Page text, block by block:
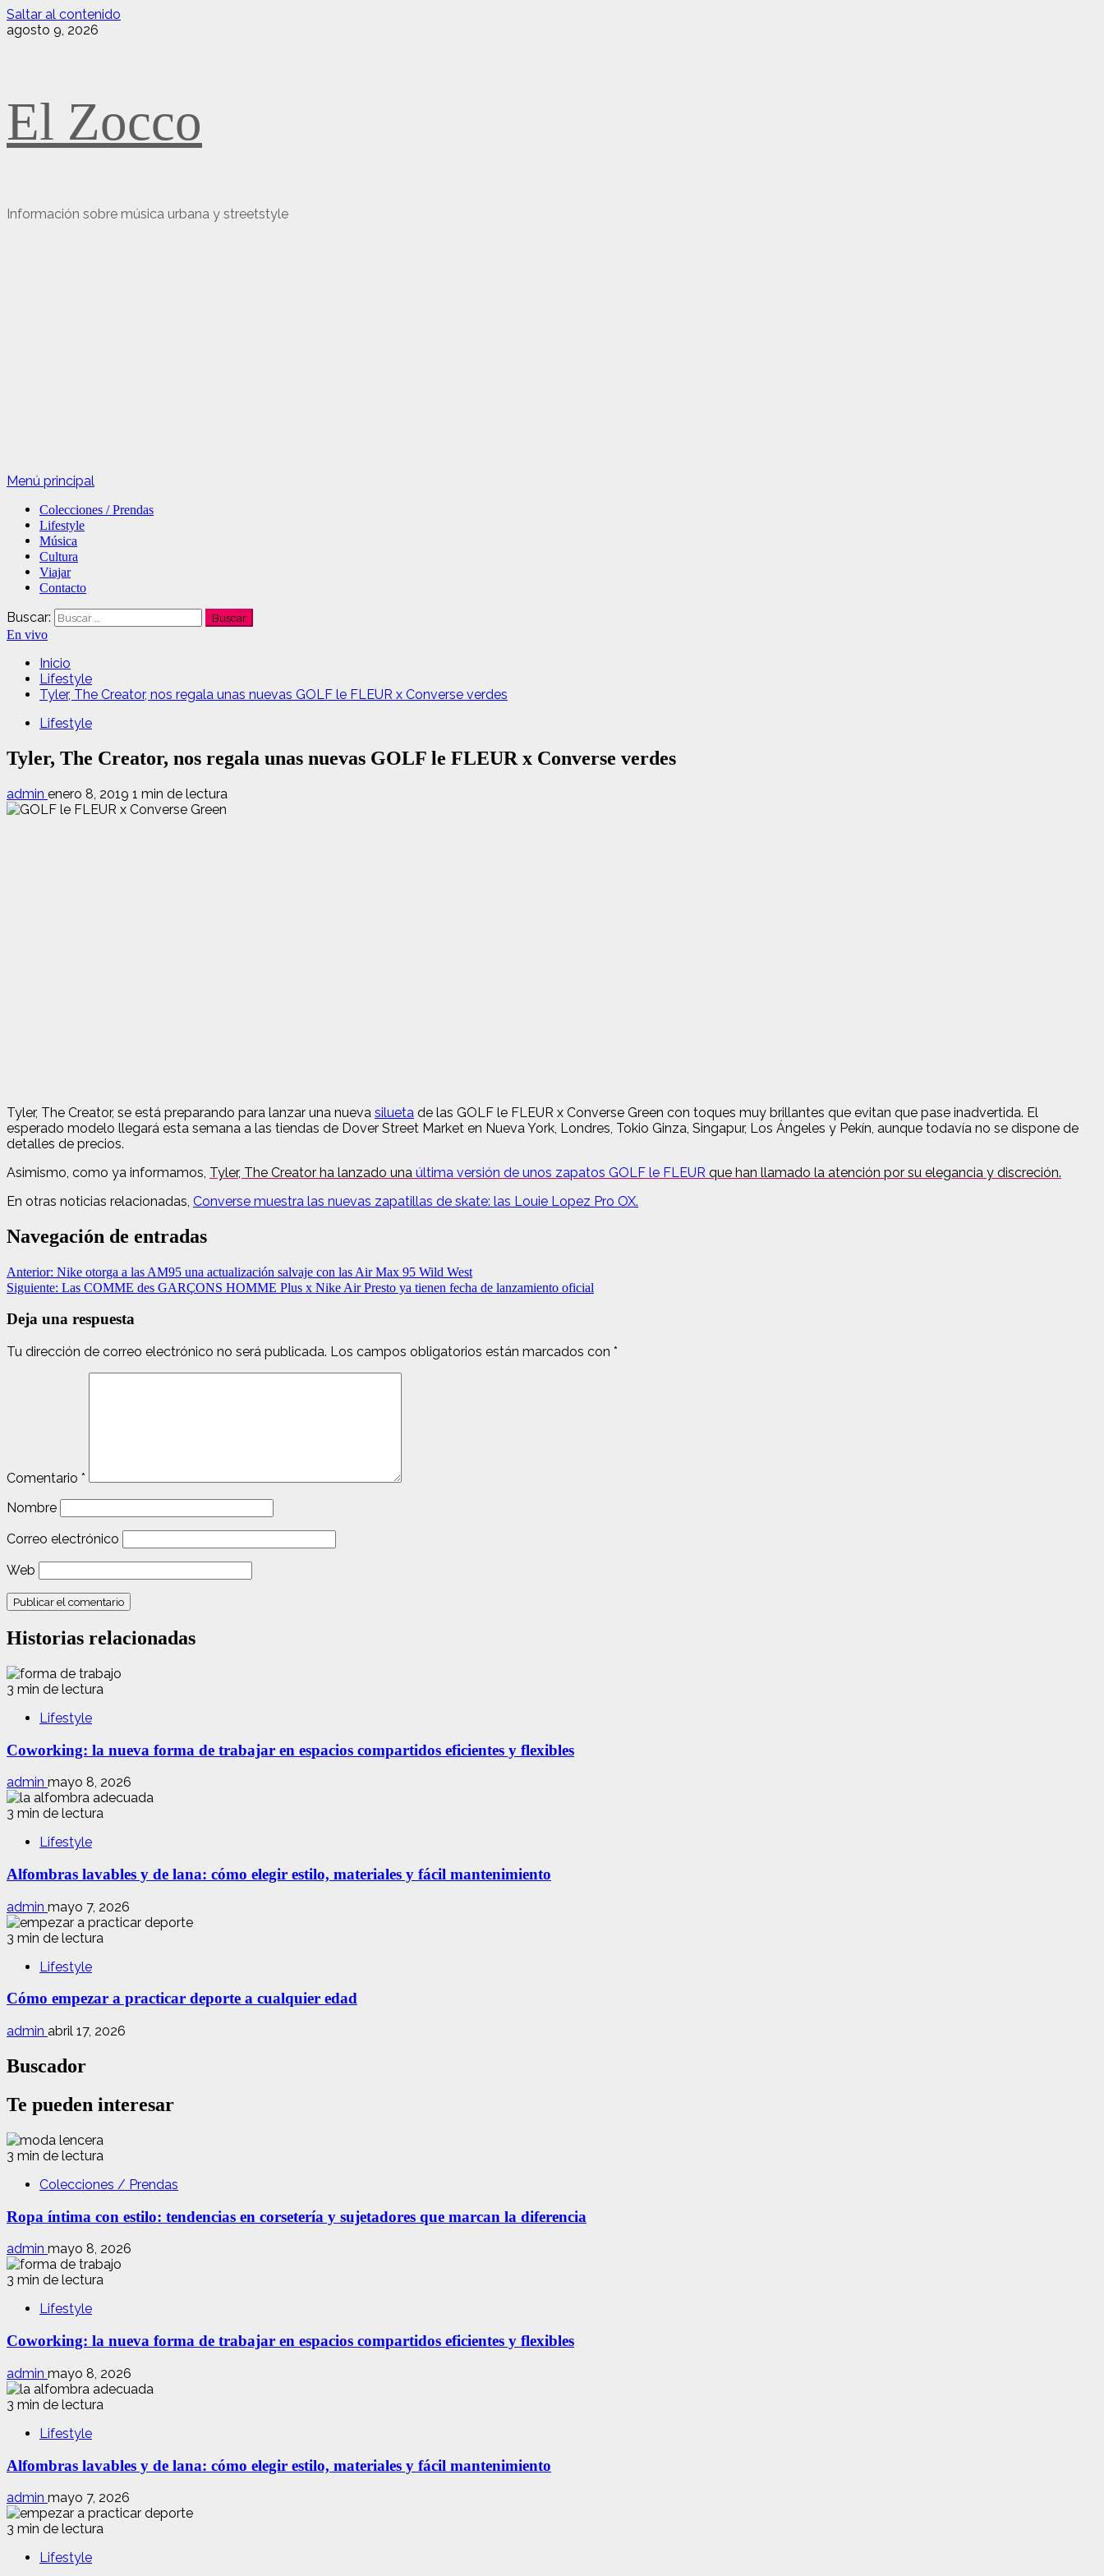
Saltar al contenido
agosto 9, 2026
El Zocco
Información sobre música urbana y streetstyle
Menú principal
Colecciones / Prendas
Lifestyle
Música
Cultura
Viajar
Contacto
Buscar:
En vivo
Inicio
Lifestyle
Tyler, The Creator, nos regala unas nuevas GOLF le FLEUR x Converse verdes
Lifestyle
Tyler, The Creator, nos regala unas nuevas GOLF le FLEUR x Converse verdes
admin enero 8, 2019 1 min de lectura
Tyler, The Creator, se está preparando para lanzar una nueva silueta de las GOLF le FLEUR x Converse Green con toques muy brillantes que evitan que pase inadvertida. El
esperado modelo llegará esta semana a las tiendas de Dover Street Market en Nueva York, Londres, Tokio Ginza, Singapur, Los Ángeles y Pekín, aunque todavía no se dispone de
detalles de precios.
Asimismo, como ya informamos, Tyler, The Creator ha lanzado una última versión de unos zapatos GOLF le FLEUR que han llamado la atención por su elegancia y discreción.
En otras noticias relacionadas, Converse muestra las nuevas zapatillas de skate: las Louie Lopez Pro OX.
Navegación de entradas
Anterior: Nike otorga a las AM95 una actualización salvaje con las Air Max 95 Wild West
Siguiente: Las COMME des GARÇONS HOMME Plus x Nike Air Presto ya tienen fecha de lanzamiento oficial
Deja una respuesta
Tu dirección de correo electrónico no será publicada. Los campos obligatorios están marcados con *
Comentario *
Nombre
Correo electrónico
Web
Historias relacionadas
3 min de lectura
Lifestyle
Coworking: la nueva forma de trabajar en espacios compartidos eficientes y flexibles
admin mayo 8, 2026
3 min de lectura
Lifestyle
Alfombras lavables y de lana: cómo elegir estilo, materiales y fácil mantenimiento
admin mayo 7, 2026
3 min de lectura
Lifestyle
Cómo empezar a practicar deporte a cualquier edad
admin abril 17, 2026
Buscador
Te pueden interesar
3 min de lectura
Colecciones / Prendas
Ropa íntima con estilo: tendencias en corsetería y sujetadores que marcan la diferencia
admin mayo 8, 2026
3 min de lectura
Lifestyle
Coworking: la nueva forma de trabajar en espacios compartidos eficientes y flexibles
admin mayo 8, 2026
3 min de lectura
Lifestyle
Alfombras lavables y de lana: cómo elegir estilo, materiales y fácil mantenimiento
admin mayo 7, 2026
3 min de lectura
Lifestyle